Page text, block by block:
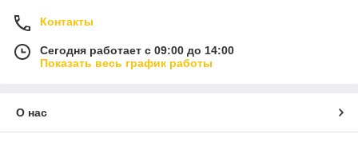
Контакты
Сегодня работает с 09:00 до 14:00
Показать весь график работы
О нас